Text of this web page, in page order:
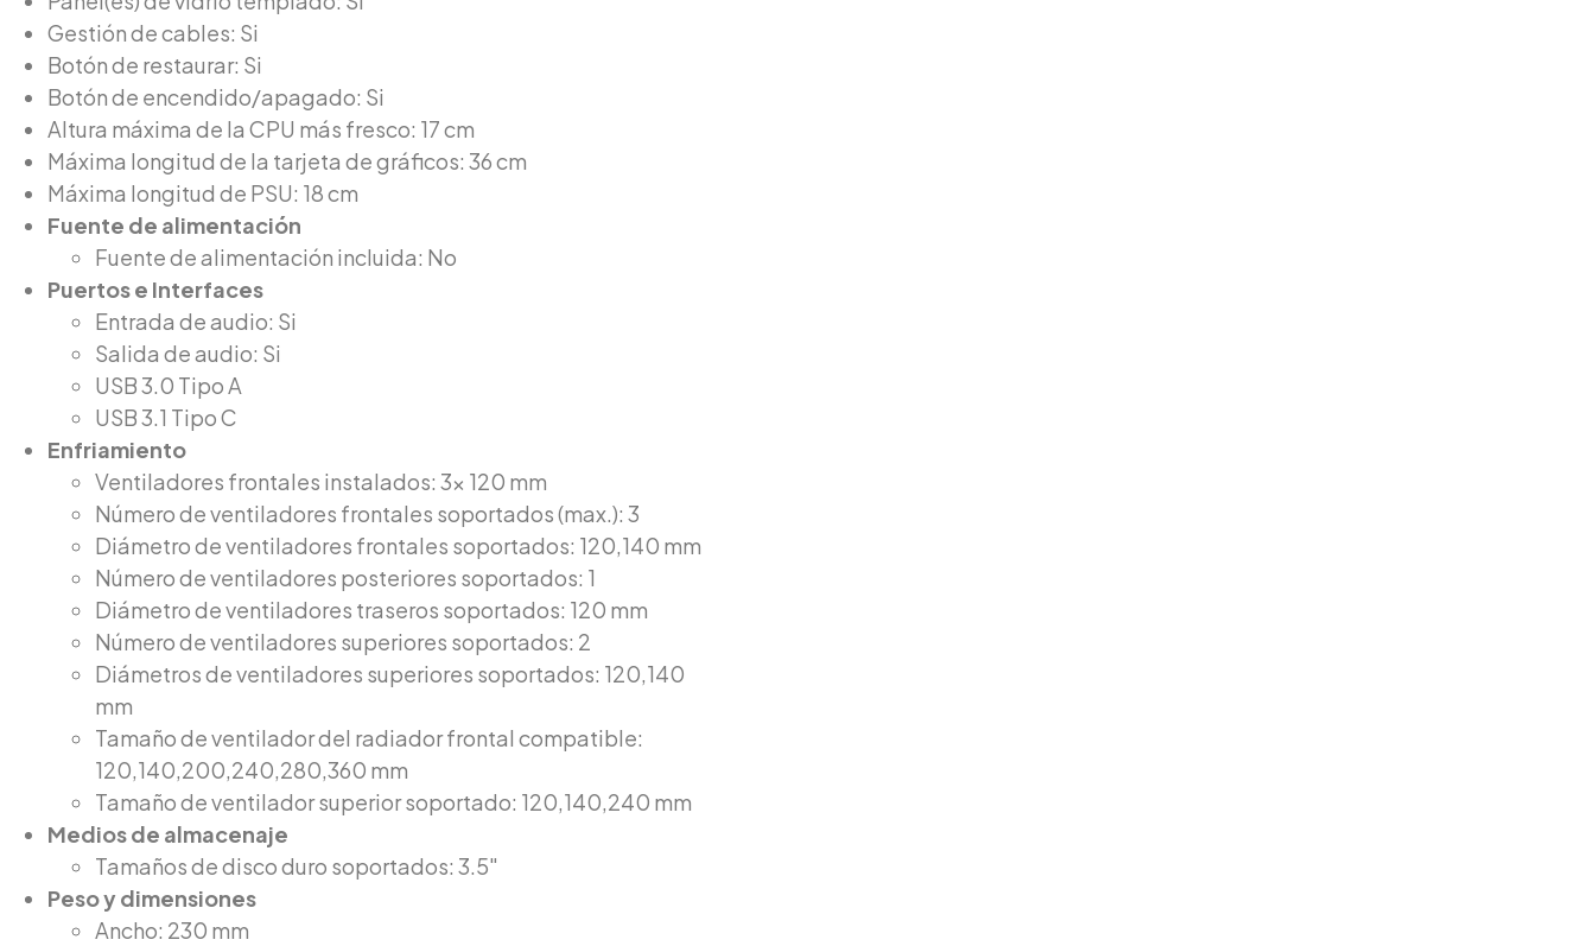
Gestión de cables: Si
Botón de restaurar: Si
Botón de encendido/apagado: Si
Altura máxima de la CPU más fresco: 17 cm
Máxima longitud de la tarjeta de gráficos: 36 cm
Máxima longitud de PSU: 18 cm
Fuente de alimentación
Fuente de alimentación incluida: No
Puertos e Interfaces
Entrada de audio: Si
Salida de audio: Si
USB 3.0 Tipo A
USB 3.1 Tipo C
Enfriamiento
Ventiladores frontales instalados: 3x 120 mm
Número de ventiladores frontales soportados (max.): 3
Diámetro de ventiladores frontales soportados: 120,140 mm
Número de ventiladores posteriores soportados: 1
Diámetro de ventiladores traseros soportados: 120 mm
Número de ventiladores superiores soportados: 2
Diámetros de ventiladores superiores soportados: 120,140
mm
Tamaño de ventilador del radiador frontal compatible:
120,140,200,240,280,360 mm
Tamaño de ventilador superior soportado: 120,140,240 mm
Medios de almacenaje
Tamaños de disco duro soportados: 3.5″
Peso y dimensiones
Ancho: 230 mm